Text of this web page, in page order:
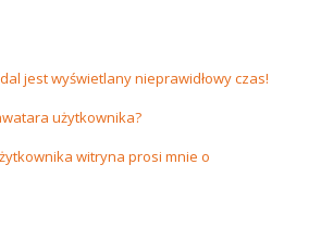
jest wyświetlany nieprawidłowy czas!
użytkownika?
witryna prosi mnie o